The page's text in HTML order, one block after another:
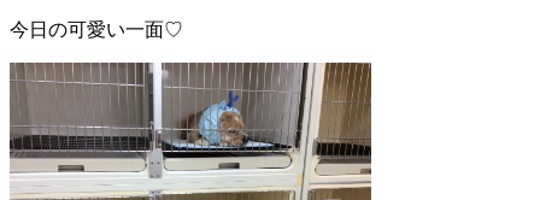
今日の可愛い一面♡